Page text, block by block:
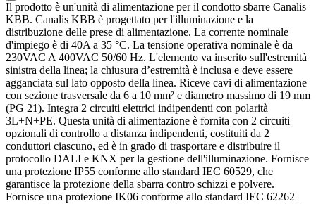
Il prodotto è un'unità di alimentazione per il condotto sbarre Canalis
KBB. Canalis KBB è progettato per l'illuminazione e la
distribuzione delle prese di alimentazione. La corrente nominale
d'impiego è di 40A a 35 °C. La tensione operativa nominale è da
230VAC A 400VAC 50/60 Hz. L'elemento va inserito sull'estremità
sinistra della linea; la chiusura d’estremità è inclusa e deve essere
agganciata sul lato opposto della linea. Riceve cavi di alimentazione
con sezione trasversale da 6 a 10 mm² e diametro massimo di 19 mm
(PG 21). Integra 2 circuiti elettrici indipendenti con polarità
3L+N+PE. Questa unità di alimentazione è fornita con 2 circuiti
opzionali di controllo a distanza indipendenti, costituiti da 2
conduttori ciascuno, ed è in grado di trasportare e distribuire il
protocollo DALI e KNX per la gestione dell'illuminazione. Fornisce
una protezione IP55 conforme allo standard IEC 60529, che
garantisce la protezione della sbarra contro schizzi e polvere.
Fornisce una protezione IK06 conforme allo standard IEC 62262